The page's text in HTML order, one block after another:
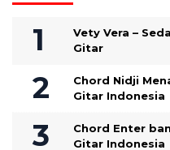
Vety Vera –
Gitar
Chord Nidji
Gitar Indonesia
Chord Enter
Gitar Indonesia